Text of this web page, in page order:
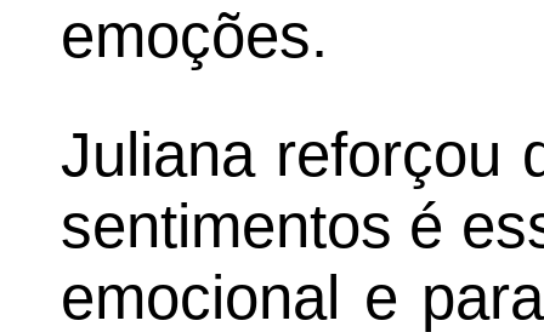
emoções.
Juliana reforçou
sentimentos é
emocional e